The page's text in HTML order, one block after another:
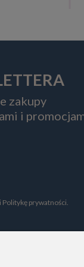
zakupy
i
prywatności.